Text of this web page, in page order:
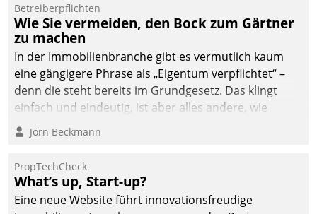
einsehen und ändern
oder
Schadensmeldungen
abgeben – rund um die
Uhr.
Betreiberpflichten
Wie Sie vermeiden, den Bock zum Gärtner
zu machen
In der Immobilienbranche gibt es vermutlich kaum
eine gängigere Phrase als „Eigentum verpflichtet“ –
denn die steht bereits im Grundgesetz. Das klingt
einfach und eindeutig, ist aber alles andere, wie
Branchenbeschäftigte wissen. Denn mit der
Verantwortung folgen Verpflichtungen.
Jörn Beckmann
PropTechCheck
What’s up, Start-up?
Eine neue Website führt innovationsfreudige